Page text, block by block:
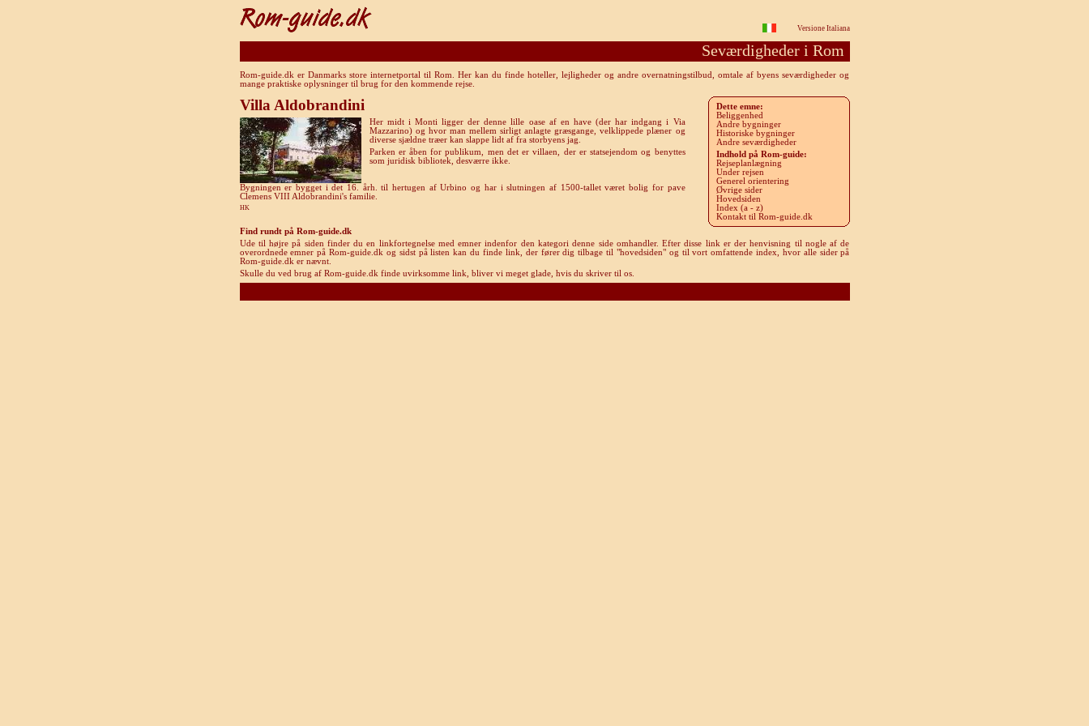
Versione Italiana
Seværdigheder i Rom
Rom-guide.dk er Danmarks store internetportal til Rom. Her kan du finde hoteller, lejligheder og andre overnatningstilbud, omtale af byens seværdigheder og
mange praktiske oplysninger til brug for den kommende rejse.
Villa Aldobrandini
Her midt i Monti ligger der denne lille oase af en have (der har indgang i Via
Mazzarino) og hvor man mellem sirligt anlagte græsgange, velklippede plæner og
diverse sjældne træer kan slappe lidt af fra storbyens jag.
Parken er åben for publikum, men det er villaen, der er statsejendom og benyttes
som juridisk bibliotek, desværre ikke.
Bygningen er bygget i det 16. årh. til hertugen af Urbino og har i slutningen af 1500-tallet været bolig for pave
Clemens VIII Aldobrandini's familie.
HK
Dette emne:
Beliggenhed
Andre bygninger
Historiske bygninger
Andre seværdigheder
Indhold på Rom-guide:
Rejseplanlægning
Under rejsen
Generel orientering
Øvrige sider
Hovedsiden
Index (a - z)
Kontakt til Rom-guide.dk
Find rundt på Rom-guide.dk
Ude til højre på siden finder du en linkfortegnelse med emner indenfor den kategori denne side omhandler. Efter disse link er der henvisning til nogle af de
overordnede emner på Rom-guide.dk og sidst på listen kan du finde link, der fører dig tilbage til "hovedsiden" og til vort omfattende index, hvor alle sider på
Rom-guide.dk er nævnt.
Skulle du ved brug af Rom-guide.dk finde uvirksomme link, bliver vi meget glade, hvis du skriver til os.